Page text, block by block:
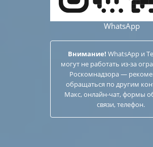
WhatsApp
Внимание! WhatsApp и
могут не работать из-за
Роскомнадзора —
обращаться по другим
Макс, онлайн-чат, формы
связи, телефон.